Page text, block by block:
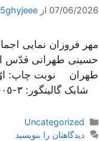
07/06/2026 از
مهر فروزان نمایی
حسینی طهرانی قدّس
شابک گالینگور: ٣-٠٥-٦١١٢-٦٠٠-٩٧٨ شابک …
دسته‌ها
Uncategorized
دیدگاهتان را بنویسید